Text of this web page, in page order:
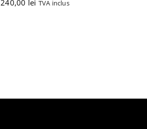
240,00 lei TVA inclus